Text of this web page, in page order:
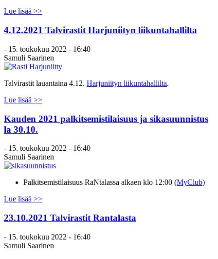
Lue lisää >>
4.12.2021 Talvirastit Harjuniityn liikuntahallilta
- 15. toukokuu 2022 - 16:40
Samuli Saarinen
Talvirastit lauantaina 4.12. Harjuniityn liikuntahallilta.
Lue lisää >>
Kauden 2021 palkitsemistilaisuus ja sikasuunnistus
la 30.10.
- 15. toukokuu 2022 - 16:40
Samuli Saarinen
Palkitsemistilaisuus RaNtalassa alkaen klo 12:00 (MyClub)
Lue lisää >>
23.10.2021 Talvirastit Rantalasta
- 15. toukokuu 2022 - 16:40
Samuli Saarinen